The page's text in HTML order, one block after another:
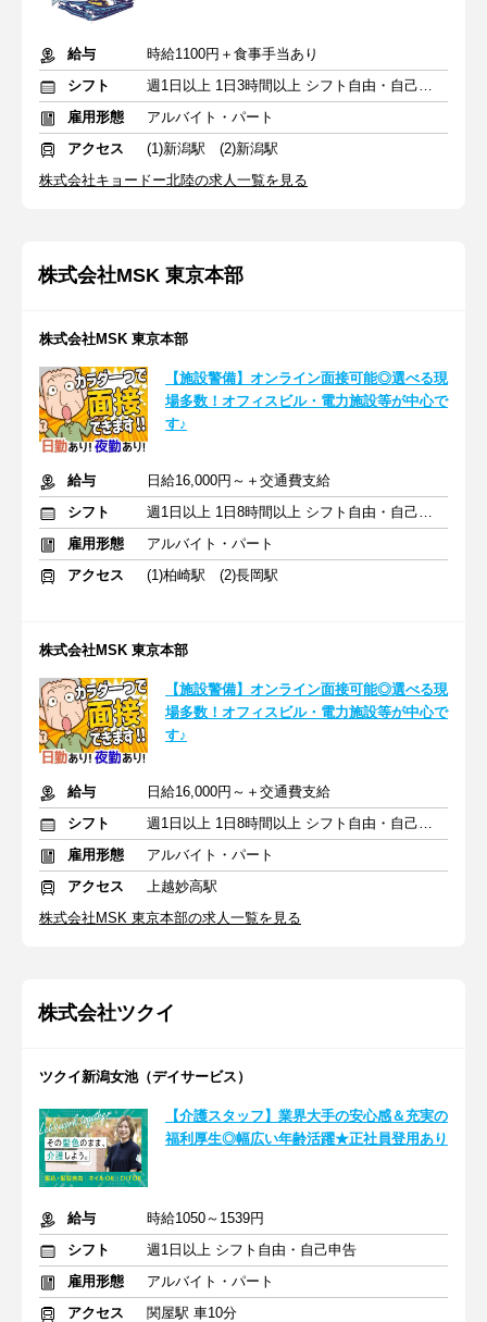
給与
時給1100円＋食事手当あり
シフト
週1日以上 1日3時間以上 シフト自由・自己申告
雇用形態
アルバイト・パート
アクセス
(1)新潟駅 (2)新潟駅
株式会社キョードー北陸の求人一覧を見る
株式会社MSK 東京本部
株式会社MSK 東京本部
【施設警備】オンライン面接可能◎選べる現
場多数！オフィスビル・電力施設等が中心で
す♪
給与
日給16,000円～＋交通費支給
シフト
週1日以上 1日8時間以上 シフト自由・自己申告
雇用形態
アルバイト・パート
アクセス
(1)柏崎駅 (2)長岡駅
株式会社MSK 東京本部
【施設警備】オンライン面接可能◎選べる現
場多数！オフィスビル・電力施設等が中心で
す♪
給与
日給16,000円～＋交通費支給
シフト
週1日以上 1日8時間以上 シフト自由・自己申告
雇用形態
アルバイト・パート
アクセス
上越妙高駅
株式会社MSK 東京本部の求人一覧を見る
株式会社ツクイ
ツクイ新潟女池（デイサービス）
【介護スタッフ】業界大手の安心感＆充実の
福利厚生◎幅広い年齢活躍★正社員登用あり
給与
時給1050～1539円
シフト
週1日以上 シフト自由・自己申告
雇用形態
アルバイト・パート
アクセス
関屋駅 車10分